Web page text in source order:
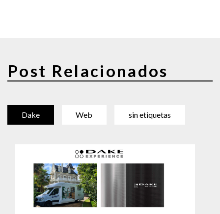
Post Relacionados
Dake Web sin etiquetas